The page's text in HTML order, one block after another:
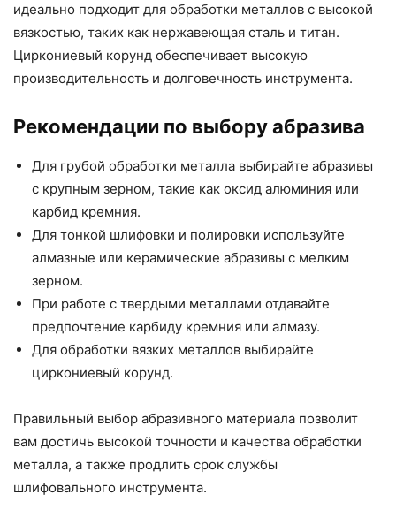
идеально подходит для обработки металлов с высокой
вязкостью, таких как нержавеющая сталь и титан.
Циркониевый корунд обеспечивает высокую
производительность и долговечность инструмента.
Рекомендации по выбору абразива
Для грубой обработки металла выбирайте абразивы
с крупным зерном, такие как оксид алюминия или
карбид кремния.
Для тонкой шлифовки и полировки используйте
алмазные или керамические абразивы с мелким
зерном.
При работе с твердыми металлами отдавайте
предпочтение карбиду кремния или алмазу.
Для обработки вязких металлов выбирайте
циркониевый корунд.
Правильный выбор абразивного материала позволит
вам достичь высокой точности и качества обработки
металла, а также продлить срок службы
шлифовального инструмента.